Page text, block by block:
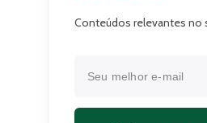
Conteúdos relevantes no